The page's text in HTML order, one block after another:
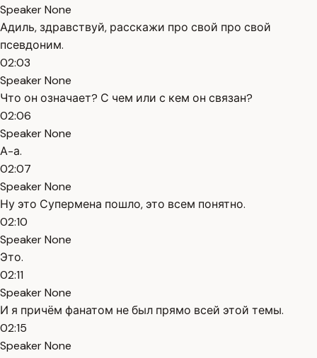
Speaker None
Адиль, здравствуй, расскажи про свой про свой
псевдоним.
02:03
Speaker None
Что он означает? С чем или с кем он связан?
02:06
Speaker None
А-а.
02:07
Speaker None
Ну это Супермена пошло, это всем понятно.
02:10
Speaker None
Это.
02:11
Speaker None
И я причём фанатом не был прямо всей этой темы.
02:15
Speaker None